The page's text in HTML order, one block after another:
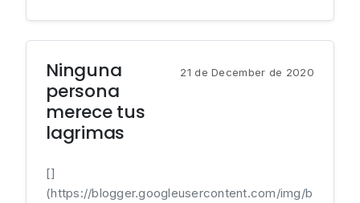
Ninguna
persona
merece tus
lagrimas
21 de December de 2020
[]
(https://blogger.googleusercontent.com/img/b